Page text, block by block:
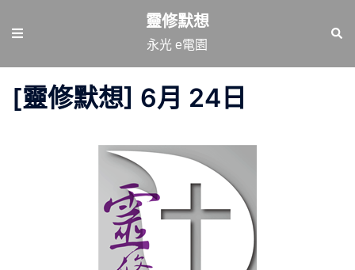
要
靈修默想
永光 e電園
[靈修默想] 6月 24日